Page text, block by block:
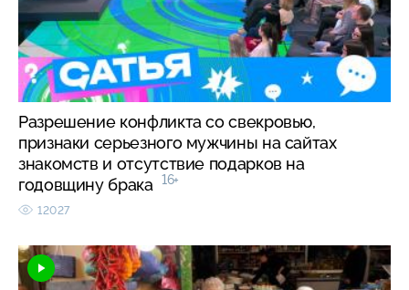
Разрешение конфликта со свекровью,
признаки серьезного мужчины на сайтах
знакомств и отсутствие подарков на
годовщину брака
16+
12027